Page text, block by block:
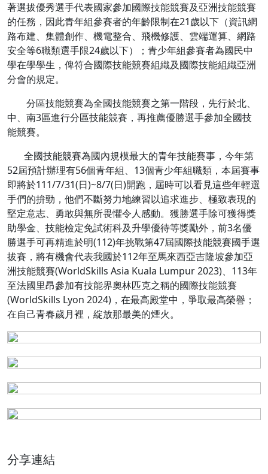
著選拔優秀選手代表國家參加國際技能競賽及亞洲技能競賽
的任務，因此青年組參賽者的年齡限制在21歲以下（資訊網
路布建、集體創作、機電整合、飛機修護、雲端運算、網路
安全等6職類選手限24歲以下）；青少年組參賽者為國民中
學在學學生，俾符合國際技能競賽組織及國際技能組織亞洲
分會的規定。
分區技能競賽為全國技能競賽之第一階段，先行於北、
中、南3區進行分區技能競賽，再推薦優勝選手參加全國技
能競賽。
全國技能競賽為國內規模最大的青年技能賽事，今年第
52屆預計辦理有56個青年組、13個青少年組職類，本屆賽事
即將於111/7/31(日)~8/7(日)開跑，屆時可以看見這些年輕選
手們的拚勁，他們不斷努力地練習以追求進步、極致表現的
堅定意志、勇敢與無所畏懼令人感動。獲勝選手除可獲得獎
助學金、技能檢定免試術科及升學優待等獎勵外，前3名優
勝選手可再精進於明(112)年挑戰第47屆國際技能競賽國手選
拔賽，將有機會代表我國於112年至馬來西亞吉隆坡參加亞
洲技能競賽(WorldSkills Asia Kuala Lumpur 2023)、113年
至法國里昂參加有技能界奧林匹克之稱的國際技能競賽
(WorldSkills Lyon 2024)，在最高殿堂中，爭取最高榮譽；
在自己青春歲月裡，綻放那最美的煙火。
分享連結